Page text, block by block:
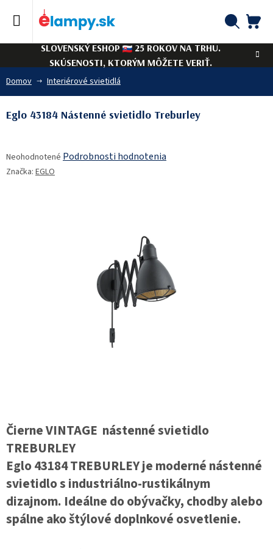
SLOVENSKÝ ESHOP
25 ROKOV NA TRHU.
SKÚSENOSTI, KTORÝM MÔŽETE VERIŤ.
Domov Interiérové svietidlá
Čierne VINTAGE nástenné svietidlo
TREBURLEY
Eglo 43184 TREBURLEY je moderné nástenné
svietidlo s industriálno-rustikálnym
dizajnom. Ideálne do obývačky, chodby alebo
spálne ako štýlové doplnkové osvetlenie.
Eglo 43184 Nástenné svietidlo Treburley
hodnotenie
produktu
Neohodnotené Podrobnosti hodnotenia
Značka: EGLO